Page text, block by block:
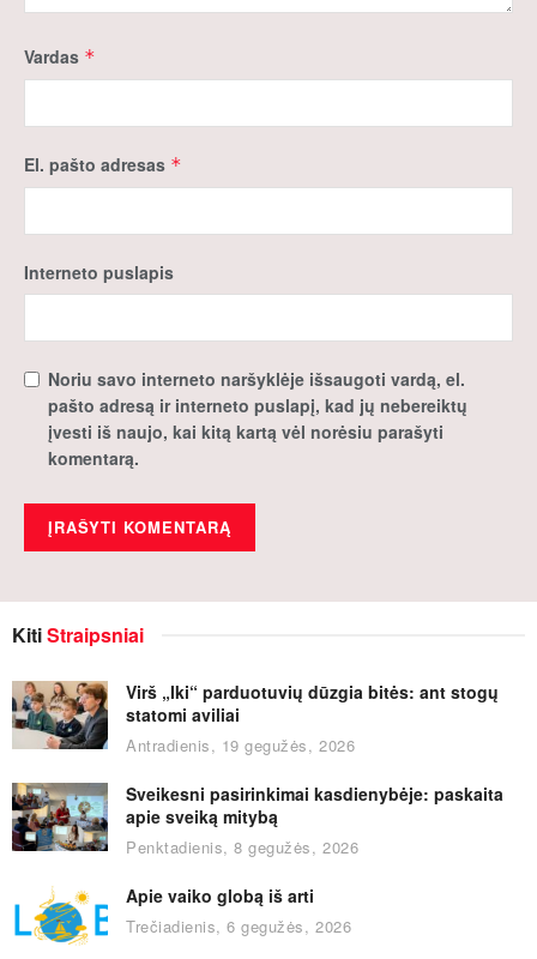
Vardas *
El. pašto adresas *
Interneto puslapis
Noriu savo interneto naršyklėje išsaugoti vardą, el.
pašto adresą ir interneto puslapį, kad jų nebereiktų
įvesti iš naujo, kai kitą kartą vėl norėsiu parašyti
komentarą.
KitiStraipsniai
Virš „Iki“ parduotuvių dūzgia bitės: ant stogų
statomi aviliai
Antradienis, 19 gegužės, 2026
Sveikesni pasirinkimai kasdienybėje: paskaita
apie sveiką mitybą
Penktadienis, 8 gegužės, 2026
Apie vaiko globą iš arti
Trečiadienis, 6 gegužės, 2026